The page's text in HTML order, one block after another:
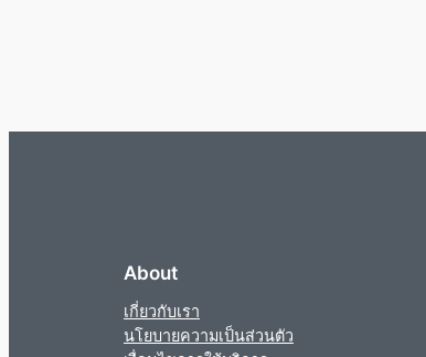
About
เกี่ยวกับเรา
นโยบายความเป็นส่วนตัว